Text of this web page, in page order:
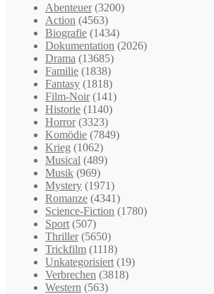
Abenteuer (3200)
Action (4563)
Biografie (1434)
Dokumentation (2026)
Drama (13685)
Familie (1838)
Fantasy (1818)
Film-Noir (141)
Historie (1140)
Horror (3323)
Komödie (7849)
Krieg (1062)
Musical (489)
Musik (969)
Mystery (1971)
Romanze (4341)
Science-Fiction (1780)
Sport (507)
Thriller (5650)
Trickfilm (1118)
Unkategorisiert (19)
Verbrechen (3818)
Western (563)